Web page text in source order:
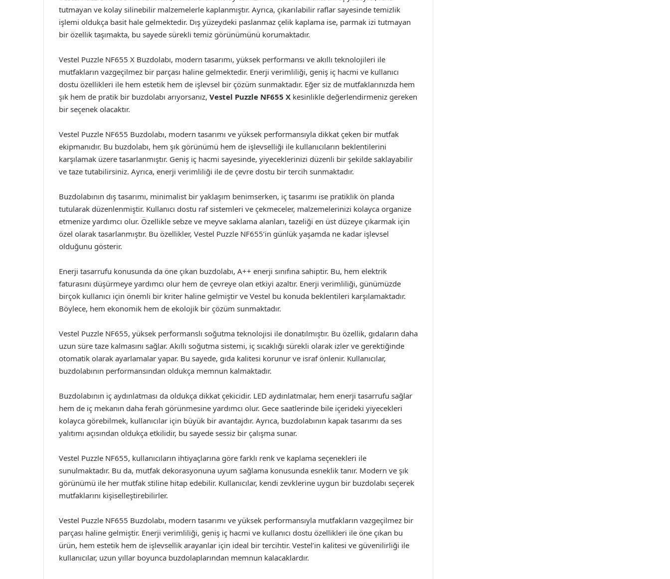
tutmayan ve kolay silinebilir malzemelerle kaplanmıştır. Ayrıca, çıkarılabilir raflar sayesinde temizlik
işlemi oldukça basit hale gelmektedir. Dış yüzeydeki paslanmaz çelik kaplama ise, parmak izi tutmayan
bir özellik taşımakta, bu sayede sürekli temiz görünümünü korumaktadır.
Vestel Puzzle NF655 X Buzdolabı, modern tasarımı, yüksek performansı ve akıllı teknolojileri ile
mutfakların vazgeçilmez bir parçası haline gelmektedir. Enerji verimliliği, geniş iç hacmi ve kullanıcı
dostu özellikleri ile hem estetik hem de işlevsel bir çözüm sunmaktadır. Eğer siz de mutfaklarınızda hem
şık hem de pratik bir buzdolabı arıyorsanız, Vestel Puzzle NF655 X kesinlikle değerlendirmeniz gereken
bir seçenek olacaktır.
Vestel Puzzle NF655 Buzdolabı, modern tasarımı ve yüksek performansıyla dikkat çeken bir mutfak
ekipmanıdır. Bu buzdolabı, hem şık görünümü hem de işlevselliği ile kullanıcıların beklentilerini
karşılamak üzere tasarlanmıştır. Geniş iç hacmi sayesinde, yiyeceklerinizi düzenli bir şekilde saklayabilir
ve taze tutabilirsiniz. Ayrıca, enerji verimliliği ile de çevre dostu bir tercih sunmaktadır.
Buzdolabının dış tasarımı, minimalist bir yaklaşım benimserken, iç tasarımı ise pratiklik ön planda
tutularak düzenlenmiştir. Kullanıcı dostu raf sistemleri ve çekmeceler, malzemelerinizi kolayca organize
etmenize yardımcı olur. Özellikle sebze ve meyve saklama alanları, tazeliği en üst düzeye çıkarmak için
özel olarak tasarlanmıştır. Bu özellikler, Vestel Puzzle NF655’in günlük yaşamda ne kadar işlevsel
olduğunu gösterir.
Enerji tasarrufu konusunda da öne çıkan buzdolabı, A++ enerji sınıfına sahiptir. Bu, hem elektrik
faturasını düşürmeye yardımcı olur hem de çevreye olan etkiyi azaltır. Enerji verimliliği, günümüzde
birçok kullanıcı için önemli bir kriter haline gelmiştir ve Vestel bu konuda beklentileri karşılamaktadır.
Böylece, hem ekonomik hem de ekolojik bir çözüm sunmaktadır.
Vestel Puzzle NF655, yüksek performanslı soğutma teknolojisi ile donatılmıştır. Bu özellik, gıdaların daha
uzun süre taze kalmasını sağlar. Akıllı soğutma sistemi, iç sıcaklığı sürekli olarak izler ve gerektiğinde
otomatik olarak ayarlamalar yapar. Bu sayede, gıda kalitesi korunur ve israf önlenir. Kullanıcılar,
buzdolabının performansından oldukça memnun kalmaktadır.
Buzdolabının iç aydınlatması da oldukça dikkat çekicidir. LED aydınlatmalar, hem enerji tasarrufu sağlar
hem de iç mekanın daha ferah görünmesine yardımcı olur. Gece saatlerinde bile içerideki yiyecekleri
kolayca görebilmek, kullanıcılar için büyük bir avantajdır. Ayrıca, buzdolabının kapak tasarımı da ses
yalıtımı açısından oldukça etkilidir, bu sayede sessiz bir çalışma sunar.
Vestel Puzzle NF655, kullanıcıların ihtiyaçlarına göre farklı renk ve kaplama seçenekleri ile
sunulmaktadır. Bu da, mutfak dekorasyonuna uyum sağlama konusunda esneklik tanır. Modern ve şık
görünümü ile her mutfak stiline hitap edebilir. Kullanıcılar, kendi zevklerine uygun bir buzdolabı seçerek
mutfaklarını kişiselleştirebilirler.
Vestel Puzzle NF655 Buzdolabı, modern tasarımı ve yüksek performansıyla mutfakların vazgeçilmez bir
parçası haline gelmiştir. Enerji verimliliği, geniş iç hacmi ve kullanıcı dostu özellikleri ile öne çıkan bu
ürün, hem estetik hem de işlevsellik arayanlar için ideal bir tercihtir. Vestel’in kalitesi ve güvenilirliği ile
kullanıcılar, uzun yıllar boyunca buzdolaplarından memnun kalacaklardır.